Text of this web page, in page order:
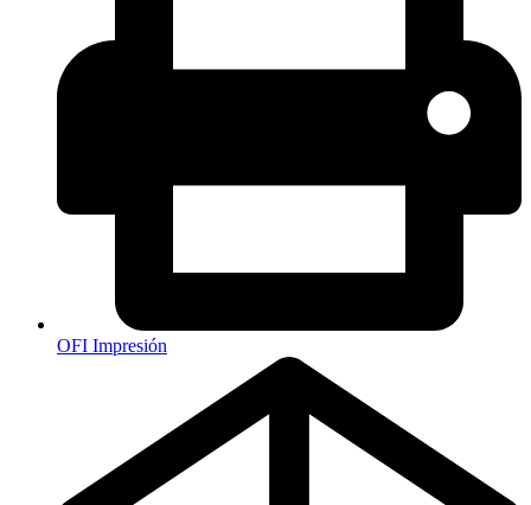
OFI Impresión